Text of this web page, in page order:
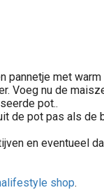
met
Voeg nu de
pot..
de pot pas als de
en eventueel
shop.